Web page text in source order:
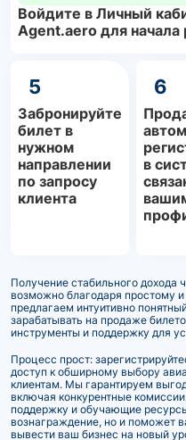
Войдите в Личный
Agent.aero для начала
5
Забронируйте
билет в
нужном
направлении
по запросу
клиента
6
в
Получение стабильного дохода
возможно благодаря простому
предлагаем интуитивно
зарабатывать на продаже
инструменты и поддержку для
Процесс прост:
доступ к обширному выбору
клиентам. Мы гарантируем
включая конкурентные
поддержку и обучающие
вознаграждение, но и поможет
вывести ваш бизнес на новый